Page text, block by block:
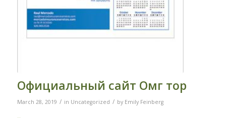
Официальный сайт Омг тор
March 28, 2019 / in Uncategorized / by Emily Feinberg